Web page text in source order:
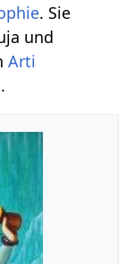
. Sie
und
Arti
.